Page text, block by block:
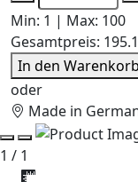
Min: 1 | Max: 100
Gesamtpreis:
In den Warenkorb
oder
Made in
1 / 1